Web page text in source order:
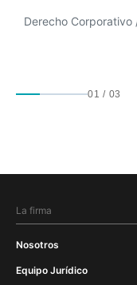
01 / 03
La firma
Nosotros
Equipo Jurídico